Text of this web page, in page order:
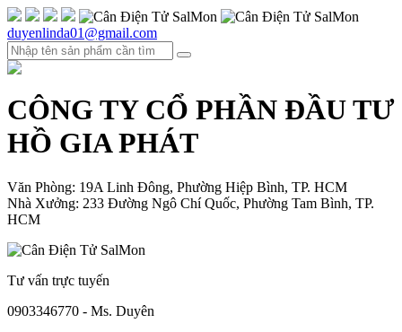
duyenlinda01@gmail.com
CÔNG TY CỔ PHẦN ĐẦU TƯ
HỒ GIA PHÁT
Văn Phòng: 19A Linh Đông, Phường Hiệp Bình, TP. HCM
Nhà Xưởng: 233 Đường Ngô Chí Quốc, Phường Tam Bình, TP.
HCM
Tư vấn trực tuyến
0903346770 - Ms. Duyên